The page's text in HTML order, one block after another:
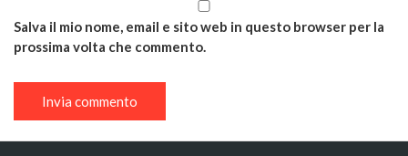
Salva il mio nome, email e sito web in questo browser per la
prossima volta che commento.